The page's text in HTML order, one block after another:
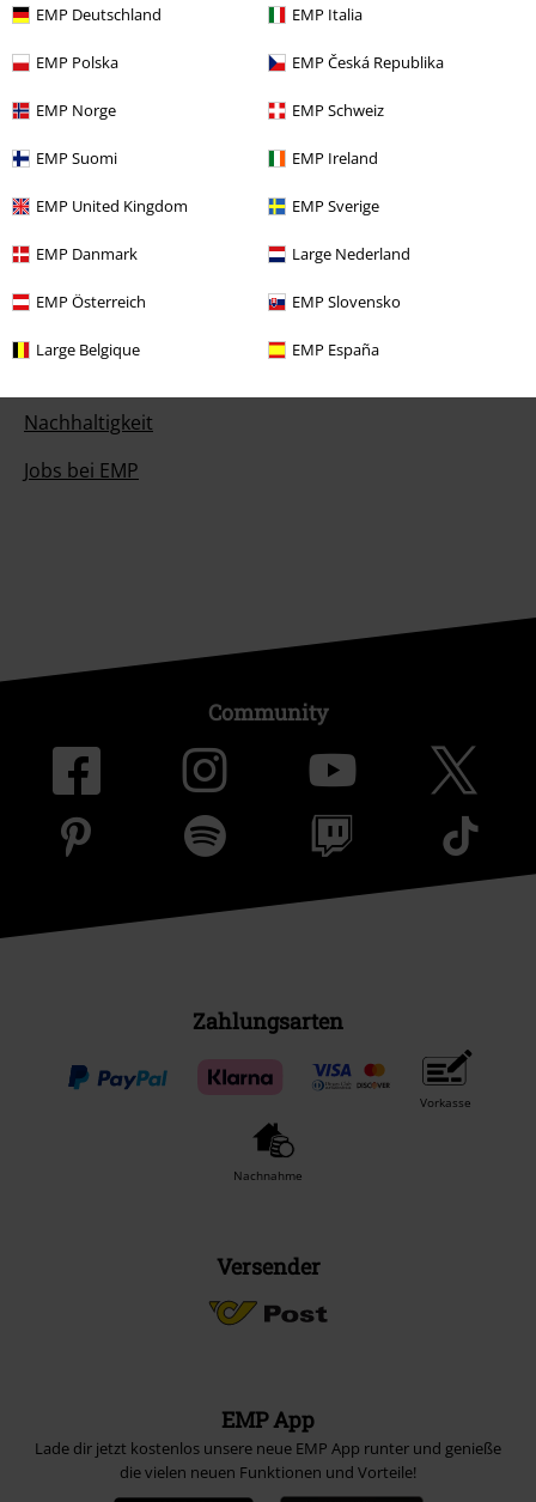
EMP Deutschland EMP Italia
EMP Polska EMP Česká Republika
EMP Norge EMP Schweiz
EMP Suomi EMP Ireland
EMP United Kingdom EMP Sverige
EMP Danmark Large Nederland
EMP Österreich EMP Slovensko
Large Belgique EMP España
EMP Gutscheine bestellen
EMP Backstage Club
Studentenrabatt
Nachhaltigkeit
Jobs bei EMP
Community
Zahlungsarten
Vorkasse
Nachnahme
Versender
EMP App
Lade dir jetzt kostenlos unsere neue EMP App runter und genieße
die vielen neuen Funktionen und Vorteile!